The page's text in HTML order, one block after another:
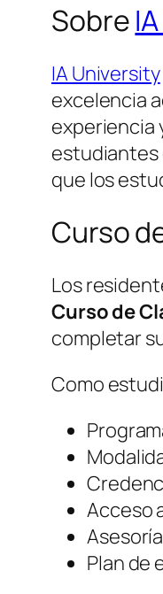
Sobre
IA University
excelencia
experiencia
estudiantes
que los
Curso
Los
Curso de
completar
Como
Acceso
Plan de